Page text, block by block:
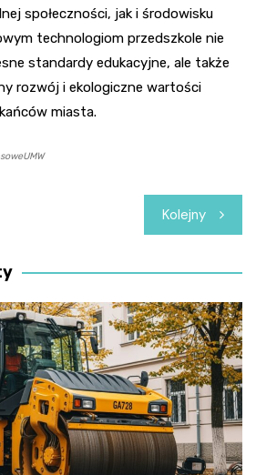
społeczności, jak i środowisku
technologiom przedszkole nie
standardy edukacyjne, ale także
rozwój i ekologiczne wartości
miasta.
Kolejny